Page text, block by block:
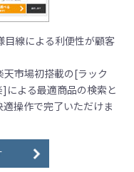
目線による利便性が顧客
天市場初搭載の[ラック
よる最適商品の検索と
操作で完了いただけま